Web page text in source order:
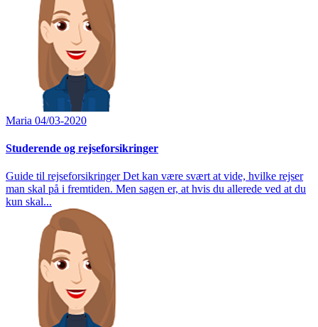
Maria 04/03-2020
Studerende og rejseforsikringer
Guide til rejseforsikringer Det kan være svært at vide, hvilke rejser
man skal på i fremtiden. Men sagen er, at hvis du allerede ved at du
kun skal...